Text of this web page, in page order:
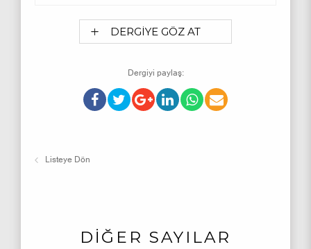
DERGİYE GÖZ AT
Dergiyi paylaş:
Listeye Dön
DİĞER SAYILAR